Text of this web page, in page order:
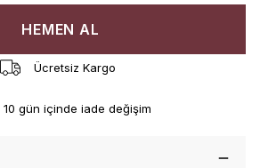
HEMEN AL
Ücretsiz Kargo
10 gün içinde iade değişim